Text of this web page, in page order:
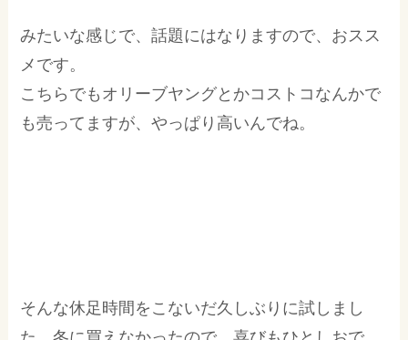
みたいな感じで、話題にはなりますので、おスス
メです。
こちらでもオリーブヤングとかコストコなんかで
も売ってますが、やっぱり高いんでね。
そんな休足時間をこないだ久しぶりに試しまし